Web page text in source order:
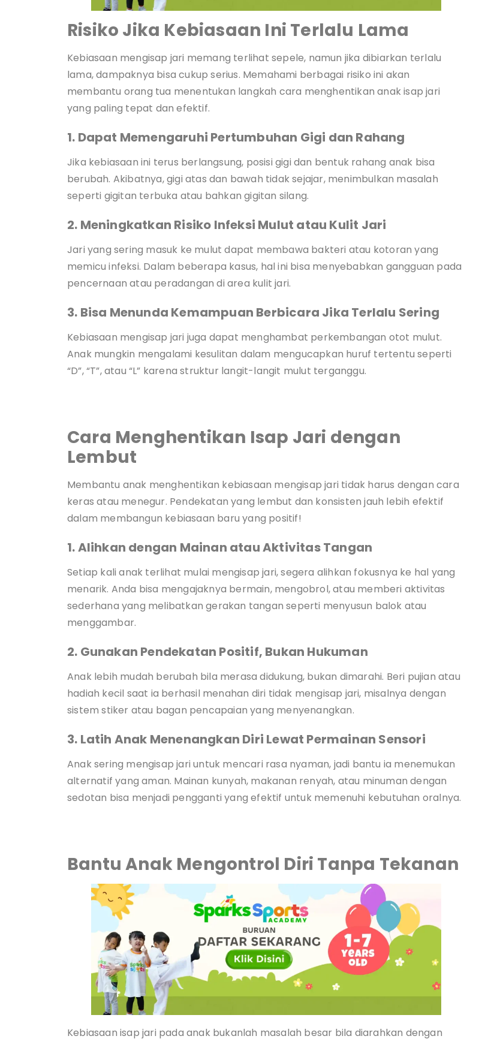
Risiko Jika Kebiasaan Ini Terlalu Lama
Kebiasaan mengisap jari memang terlihat sepele, namun jika dibiarkan terlalu
lama, dampaknya bisa cukup serius. Memahami berbagai risiko ini akan
membantu orang tua menentukan langkah cara menghentikan anak isap jari
yang paling tepat dan efektif.
1. Dapat Memengaruhi Pertumbuhan Gigi dan Rahang
Jika kebiasaan ini terus berlangsung, posisi gigi dan bentuk rahang anak bisa
berubah. Akibatnya, gigi atas dan bawah tidak sejajar, menimbulkan masalah
seperti gigitan terbuka atau bahkan gigitan silang.
2. Meningkatkan Risiko Infeksi Mulut atau Kulit Jari
Jari yang sering masuk ke mulut dapat membawa bakteri atau kotoran yang
memicu infeksi. Dalam beberapa kasus, hal ini bisa menyebabkan gangguan pada
pencernaan atau peradangan di area kulit jari.
3. Bisa Menunda Kemampuan Berbicara Jika Terlalu Sering
Kebiasaan mengisap jari juga dapat menghambat perkembangan otot mulut.
Anak mungkin mengalami kesulitan dalam mengucapkan huruf tertentu seperti
“D”, “T”, atau “L” karena struktur langit-langit mulut terganggu.
Cara Menghentikan Isap Jari dengan
Lembut
Membantu anak menghentikan kebiasaan mengisap jari tidak harus dengan cara
keras atau menegur. Pendekatan yang lembut dan konsisten jauh lebih efektif
dalam membangun kebiasaan baru yang positif!
1. Alihkan dengan Mainan atau Aktivitas Tangan
Setiap kali anak terlihat mulai mengisap jari, segera alihkan fokusnya ke hal yang
menarik. Anda bisa mengajaknya bermain, mengobrol, atau memberi aktivitas
sederhana yang melibatkan gerakan tangan seperti menyusun balok atau
menggambar.
2. Gunakan Pendekatan Positif, Bukan Hukuman
Anak lebih mudah berubah bila merasa didukung, bukan dimarahi. Beri pujian atau
hadiah kecil saat ia berhasil menahan diri tidak mengisap jari, misalnya dengan
sistem stiker atau bagan pencapaian yang menyenangkan.
3. Latih Anak Menenangkan Diri Lewat Permainan Sensori
Anak sering mengisap jari untuk mencari rasa nyaman, jadi bantu ia menemukan
alternatif yang aman. Mainan kunyah, makanan renyah, atau minuman dengan
sedotan bisa menjadi pengganti yang efektif untuk memenuhi kebutuhan oralnya.
Bantu Anak Mengontrol Diri Tanpa Tekanan
Kebiasaan isap jari pada anak bukanlah masalah besar bila diarahkan dengan